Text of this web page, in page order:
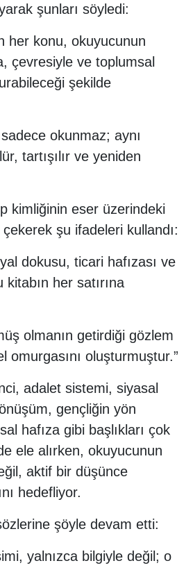
şunları söyledi:
her konu, okuyucunun
çevresiyle ve toplumsal
şekilde
okunmaz; aynı
tartışılır ve yeniden
kimliğinin eser üzerindeki
şu ifadeleri kullandı:
dokusu, ticari hafızası ve
her satırına
olmanın getirdiği gözlem
omurgasını oluşturmuştur.”
adalet sistemi, siyasal
gençliğin yön
hafıza gibi başlıkları çok
ele alırken, okuyucunun
aktif bir düşünce
hedefliyor.
şöyle devam etti:
yalnızca bilgiyle değil; o